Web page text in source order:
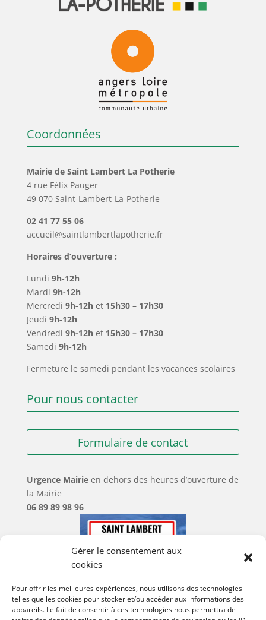
Gérer le consentement aux
cookies
Pour offrir les meilleures expériences, nous utilisons des technologies
telles que les cookies pour stocker et/ou accéder aux informations des
appareils. Le fait de consentir à ces technologies nous permettra de
Coordonnées
Mairie de Saint Lambert La Potherie
4 rue Félix Pauger
49 070 Saint-Lambert-La-Potherie
02 41 77 55 06
accueil@saintlambertlapotherie.fr
Horaires d’ouverture :
Lundi 9h-12h
Mardi 9h-12h
Mercredi 9h-12h et 15h30 – 17h30
Jeudi 9h-12h
Vendredi 9h-12h et 15h30 – 17h30
Samedi 9h-12h
Fermeture le samedi pendant les vacances scolaires
Pour nous contacter
Formulaire de contact
Urgence Mairie en dehors des heures d’ouverture de
la Mairie
06 89 89 98 96